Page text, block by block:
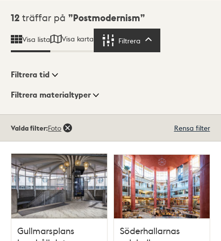
Sökresultat
12 träffar på Postmodernism
Visa lista Visa karta Filtrera
Visningsläge
Filtrera tid
Filtrera materialtyper
träffar
Valda filter:Foto Rensa filter
Gullmarsplans
Söderhallarnas